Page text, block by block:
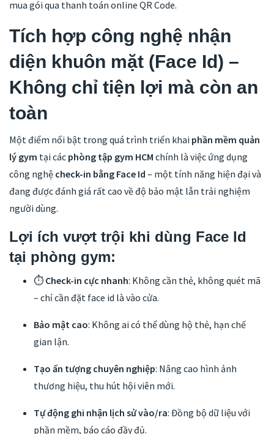
mua gói qua thanh toán online QR Code.
Tích hợp công nghệ nhận
diện khuôn mặt (Face Id) –
Không chỉ tiện lợi mà còn an
toàn
Một điểm nổi bật trong quá trình triển khai phần mềm quản
lý gym tại các phòng tập gym HCM chính là việc ứng dụng
công nghệ check-in bằng Face Id – một tính năng hiện đại và
đang được đánh giá rất cao về độ bảo mật lẫn trải nghiệm
người dùng.
Lợi ích vượt trội khi dùng Face Id
tại phòng gym:
⏱ Check-in cực nhanh: Không cần thẻ, không quét mã
– chỉ cần đặt face id là vào cửa.
Bảo mật cao: Không ai có thể dùng hộ thẻ, hạn chế
gian lận.
Tạo ấn tượng chuyên nghiệp: Nâng cao hình ảnh
thương hiệu, thu hút hội viên mới.
Tự động ghi nhận lịch sử vào/ra: Đồng bộ dữ liệu với
phần mềm, báo cáo đầy đủ.